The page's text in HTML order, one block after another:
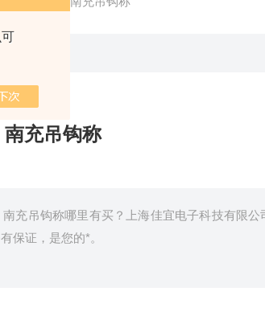
充吊钩称
充吊钩称哪里有买？上海佳宜电子科技有限公
保证，是您的*。